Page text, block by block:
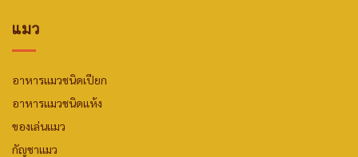
แมว
อาหารแมวชนิดเปียก
อาหารแมวชนิดแห้ง
ของเล่นแมว
กัญชาแมว